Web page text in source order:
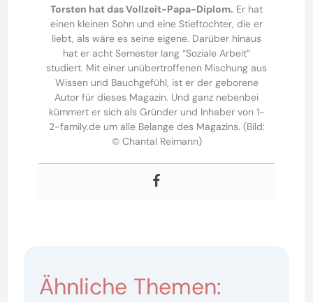
Torsten hat das Vollzeit-Papa-Diplom. Er hat
einen kleinen Sohn und eine Stieftochter, die er
liebt, als wäre es seine eigene. Darüber hinaus
hat er acht Semester lang “Soziale Arbeit”
studiert. Mit einer unübertroffenen Mischung aus
Wissen und Bauchgefühl, ist er der geborene
Autor für dieses Magazin. Und ganz nebenbei
kümmert er sich als Gründer und Inhaber von 1-
2-family.de um alle Belange des Magazins. (Bild:
© Chantal Reimann)
Ähnliche Themen: